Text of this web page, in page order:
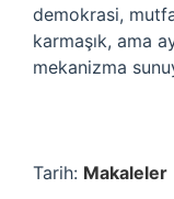
demokrasi,
karmaşık, ama
mekanizma
Tarih: Makaleler